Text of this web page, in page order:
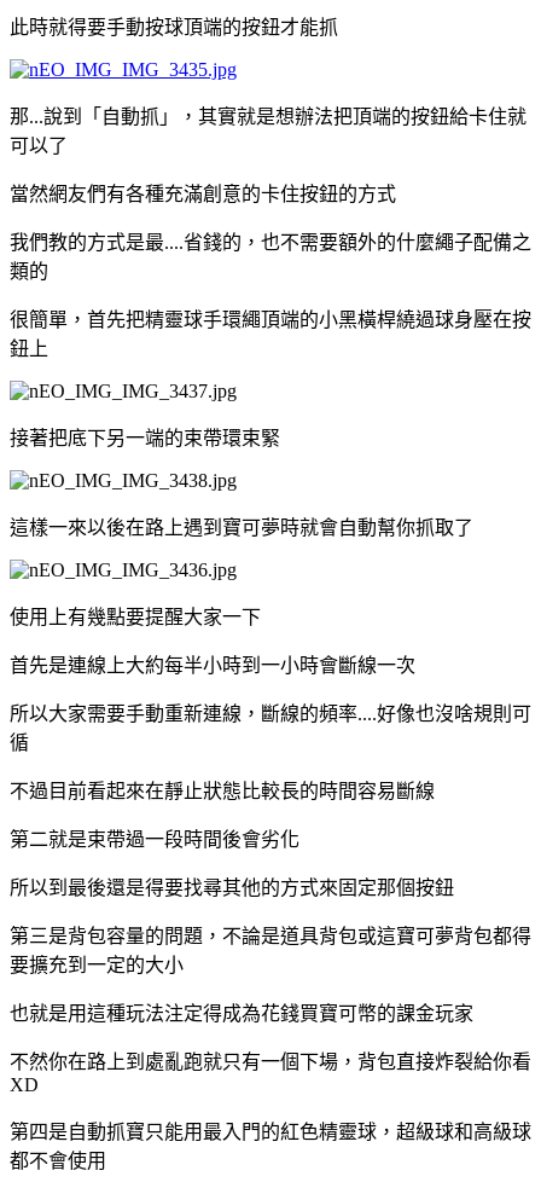
此時就得要手動按球頂端的按鈕才能抓
那...說到「自動抓」，其實就是想辦法把頂端的按鈕給卡住就
可以了
當然網友們有各種充滿創意的卡住按鈕的方式
我們教的方式是最....省錢的，也不需要額外的什麼繩子配備之
類的
很簡單，首先把精靈球手環繩頂端的小黑橫桿繞過球身壓在按
鈕上
接著把底下另一端的束帶環束緊
這樣一來以後在路上遇到寶可夢時就會自動幫你抓取了
使用上有幾點要提醒大家一下
首先是連線上大約每半小時到一小時會斷線一次
所以大家需要手動重新連線，斷線的頻率....好像也沒啥規則可
循
不過目前看起來在靜止狀態比較長的時間容易斷線
第二就是束帶過一段時間後會劣化
所以到最後還是得要找尋其他的方式來固定那個按鈕
第三是背包容量的問題，不論是道具背包或這寶可夢背包都得
要擴充到一定的大小
也就是用這種玩法注定得成為花錢買寶可幣的課金玩家
不然你在路上到處亂跑就只有一個下場，背包直接炸裂給你看
XD
第四是自動抓寶只能用最入門的紅色精靈球，超級球和高級球
都不會使用